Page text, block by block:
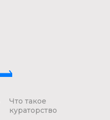
Что такое
кураторство